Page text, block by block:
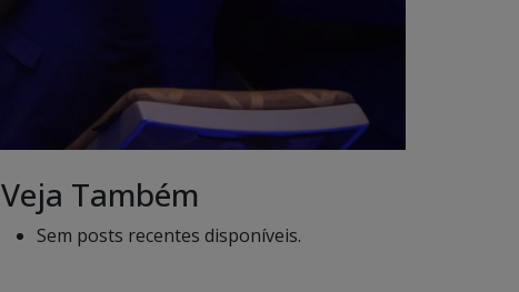
Veja Também
Sem posts recentes disponíveis.